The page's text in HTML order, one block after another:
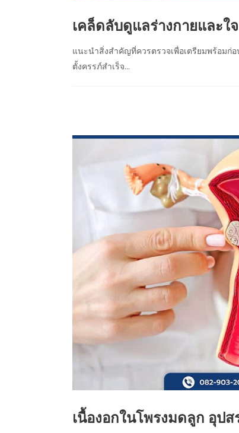
เคล็ดลับดูแลร่างกายและใ
แนะนำสิ่งสำคัญที่ควรตรวจเพื่อเตรียมพร้อมก่
ตั้งครรภ์สำเร็จ...
เนื้องอกในโพรงมดลูก อุป